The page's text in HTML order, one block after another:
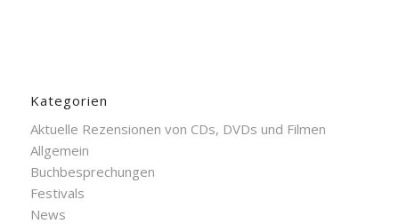
Kategorien
Aktuelle Rezensionen von CDs, DVDs und Filmen
Allgemein
Buchbesprechungen
Festivals
News